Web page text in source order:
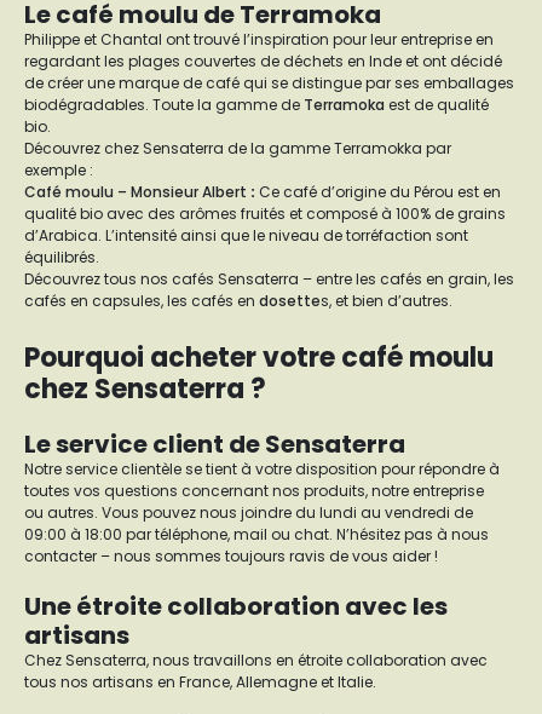
Le café moulu de Terramoka
Philippe et Chantal ont trouvé l’inspiration pour leur entreprise en
regardant les plages couvertes de déchets en Inde et ont décidé
de créer une marque de café qui se distingue par ses emballages
biodégradables. Toute la gamme de Terramoka est de qualité
bio.
Découvrez chez Sensaterra de la gamme Terramokka par
exemple :
Café moulu – Monsieur Albert : Ce café d’origine du Pérou est en
qualité bio avec des arômes fruités et composé à 100% de grains
d’Arabica. L’intensité ainsi que le niveau de torréfaction sont
équilibrés.
Découvrez tous nos cafés Sensaterra – entre les cafés en grain, les
cafés en capsules, les cafés en dosettes, et bien d’autres.
Pourquoi acheter votre café moulu
chez Sensaterra ?
Le service client de Sensaterra
Notre service clientèle se tient à votre disposition pour répondre à
toutes vos questions concernant nos produits, notre entreprise
ou autres. Vous pouvez nous joindre du lundi au vendredi de
09:00 à 18:00 par téléphone, mail ou chat. N’hésitez pas à nous
contacter – nous sommes toujours ravis de vous aider !
Une étroite collaboration avec les
artisans
Chez Sensaterra, nous travaillons en étroite collaboration avec
tous nos artisans en France, Allemagne et Italie.